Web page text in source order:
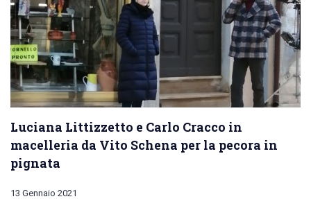
Luciana Littizzetto e Carlo Cracco in
macelleria da Vito Schena per la pecora in
pignata
13 Gennaio 2021